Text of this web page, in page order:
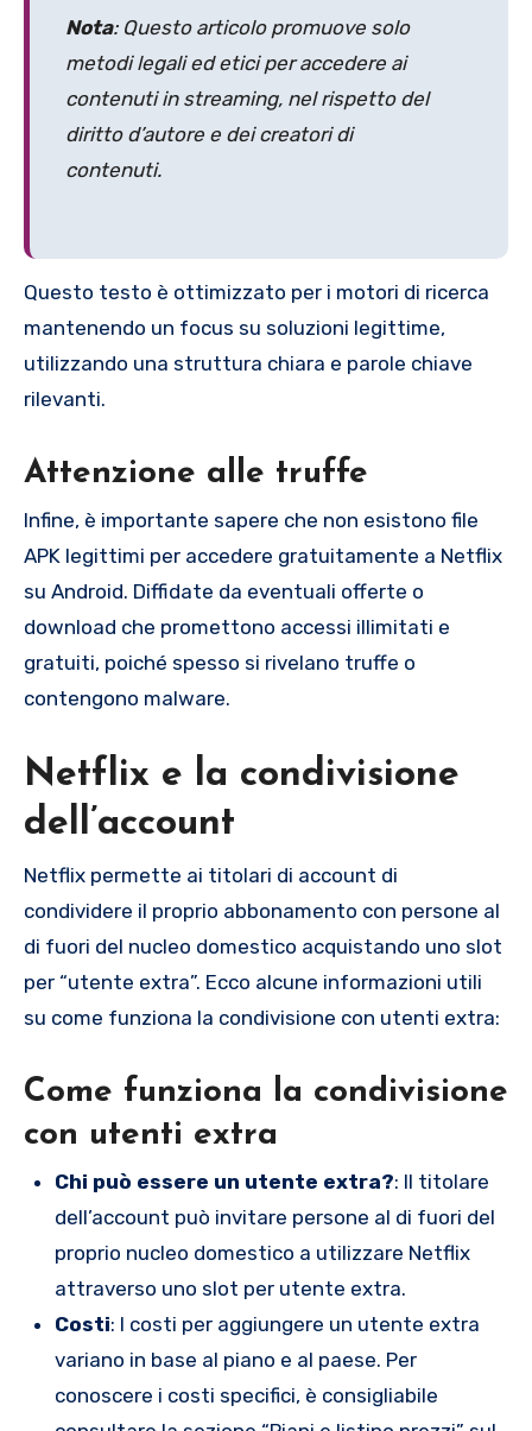
Nota: Questo articolo promuove solo
metodi legali ed etici per accedere ai
contenuti in streaming, nel rispetto del
diritto d’autore e dei creatori di
contenuti.
Questo testo è ottimizzato per i motori di ricerca
mantenendo un focus su soluzioni legittime,
utilizzando una struttura chiara e parole chiave
rilevanti.
Attenzione alle truffe
Infine, è importante sapere che non esistono file
APK legittimi per accedere gratuitamente a Netflix
su Android. Diffidate da eventuali offerte o
download che promettono accessi illimitati e
gratuiti, poiché spesso si rivelano truffe o
contengono malware.
Netflix e la condivisione
dell’account
Netflix permette ai titolari di account di
condividere il proprio abbonamento con persone al
di fuori del nucleo domestico acquistando uno slot
per “utente extra”. Ecco alcune informazioni utili
su come funziona la condivisione con utenti extra:
Come funziona la condivisione
con utenti extra
Chi può essere un utente extra?: Il titolare
dell’account può invitare persone al di fuori del
proprio nucleo domestico a utilizzare Netflix
attraverso uno slot per utente extra.
Costi: I costi per aggiungere un utente extra
variano in base al piano e al paese. Per
conoscere i costi specifici, è consigliabile